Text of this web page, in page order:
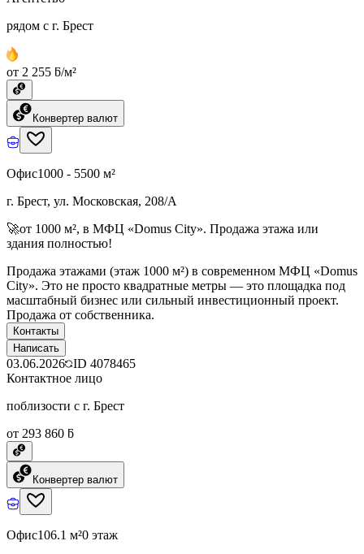
рядом с г. Брест
от 2 255 ƃ/м²
Конвертер валют
Офис1000 - 5500 м²
г. Брест, ул. Московская, 208/А
🚀от 1000 м², в МФЦ «Domus City». Продажа этажа или
здания полностью!
Продажа этажами (этаж 1000 м²) в современном МФЦ «Domus
City». Это не просто квадратные метры — это площадка под
масштабный бизнес или сильный инвестиционный проект.
Продажа от собственника.
Контакты
Написать
03.06.2026 ID 4078465
Контактное лицо
поблизости с г. Брест
от 293 860 ƃ
Конвертер валют
Офис106.1 м²0 этаж